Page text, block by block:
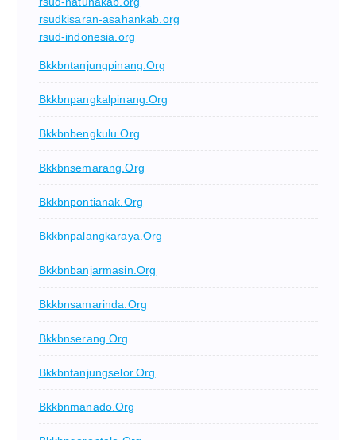
rsudkisaran-asahankab.org
rsud-indonesia.org
Bkkbntanjungpinang.org
Bkkbnpangkalpinang.org
Bkkbnbengkulu.org
Bkkbnsemarang.org
Bkkbnpontianak.org
Bkkbnpalangkaraya.org
Bkkbnbanjarmasin.org
Bkkbnsamarinda.org
Bkkbnserang.org
Bkkbntanjungselor.org
Bkkbnmanado.org